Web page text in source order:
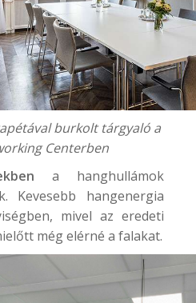
burkolt tárgyaló a
Centerben
a hanghullámok
Kevesebb hangenergia
mivel az eredeti
még elérné a falakat.